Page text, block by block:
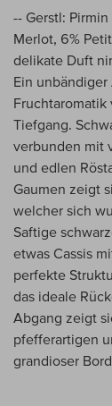
-- Gerstl:
Merlot, 6%
delikate Duft
Ein
Tiefgang.
verbunden mit
und edlen
Gaumen zeigt
welcher sich
Saftige
etwas Cassis
perfekte
das ideale
Abgang zeigt
pfefferartigen
grandioser